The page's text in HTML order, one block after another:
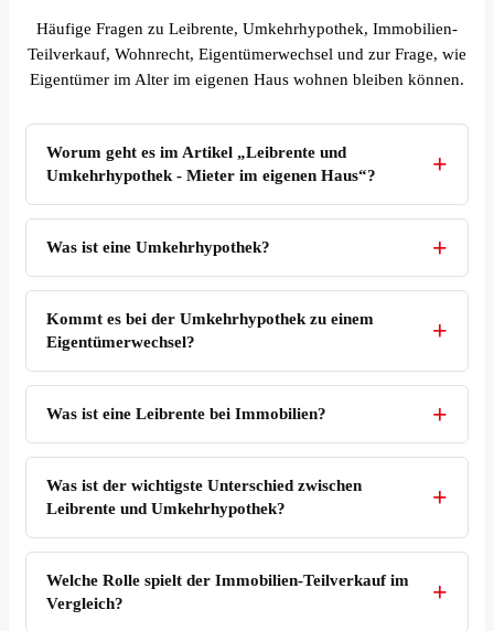
Häufige Fragen zu Leibrente, Umkehrhypothek, Immobilien-
Teilverkauf, Wohnrecht, Eigentümerwechsel und zur Frage, wie
Eigentümer im Alter im eigenen Haus wohnen bleiben können.
Worum geht es im Artikel „Leibrente und
Umkehrhypothek - Mieter im eigenen Haus“?
Was ist eine Umkehrhypothek?
Kommt es bei der Umkehrhypothek zu einem
Eigentümerwechsel?
Was ist eine Leibrente bei Immobilien?
Was ist der wichtigste Unterschied zwischen
Leibrente und Umkehrhypothek?
Welche Rolle spielt der Immobilien-Teilverkauf im
Vergleich?